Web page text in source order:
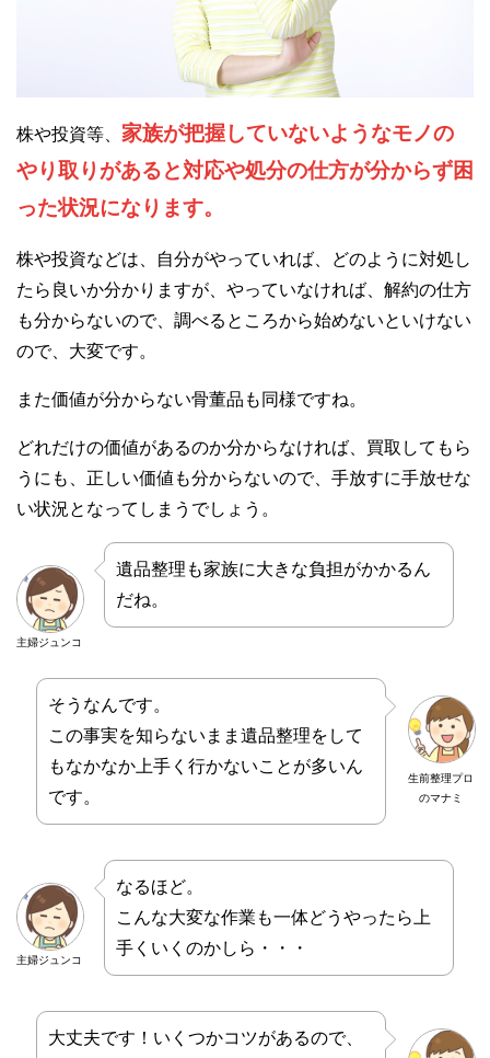
株や投資等、 家族が把握していないようなモノの
やり取りがあると対応や処分の仕方が分からず困
った状況になります。
株や投資などは、自分がやっていれば、どのように対処し
たら良いか分かりますが、やっていなければ、解約の仕方
も分からないので、調べるところから始めないといけない
ので、大変です。
また価値が分からない骨董品も同様ですね。
どれだけの価値があるのか分からなければ、買取してもら
うにも、正しい価値も分からないので、手放すに手放せな
い状況となってしまうでしょう。
主婦ジュンコ
遺品整理も家族に大きな負担がかかるん
だね。
生前整理プロ
のマナミ
そうなんです。
この事実を知らないまま遺品整理をして
もなかなか上手く行かないことが多いん
です。
主婦ジュンコ
なるほど。
こんな大変な作業も一体どうやったら上
手くいくのかしら・・・
大丈夫です！いくつかコツがあるので、